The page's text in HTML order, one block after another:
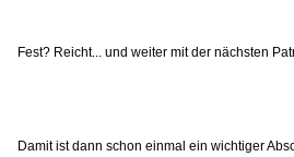
Fest? Reicht... und weiter mit der nächsten
Damit ist dann schon einmal ein wichtiger